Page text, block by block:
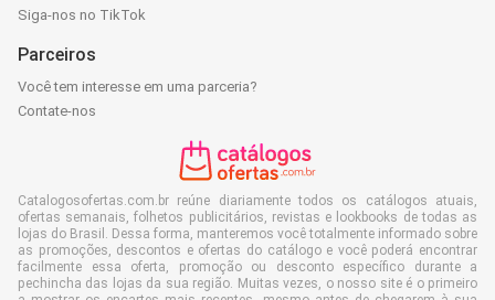
Siga-nos no TikTok
Parceiros
Você tem interesse em uma parceria?
Contate-nos
Catalogosofertas.com.br reúne diariamente todos os catálogos atuais,
ofertas semanais, folhetos publicitários, revistas e lookbooks de todas as
lojas do Brasil. Dessa forma, manteremos você totalmente informado sobre
as promoções, descontos e ofertas do catálogo e você poderá encontrar
facilmente essa oferta, promoção ou desconto específico durante a
pechincha das lojas da sua região. Muitas vezes, o nosso site é o primeiro